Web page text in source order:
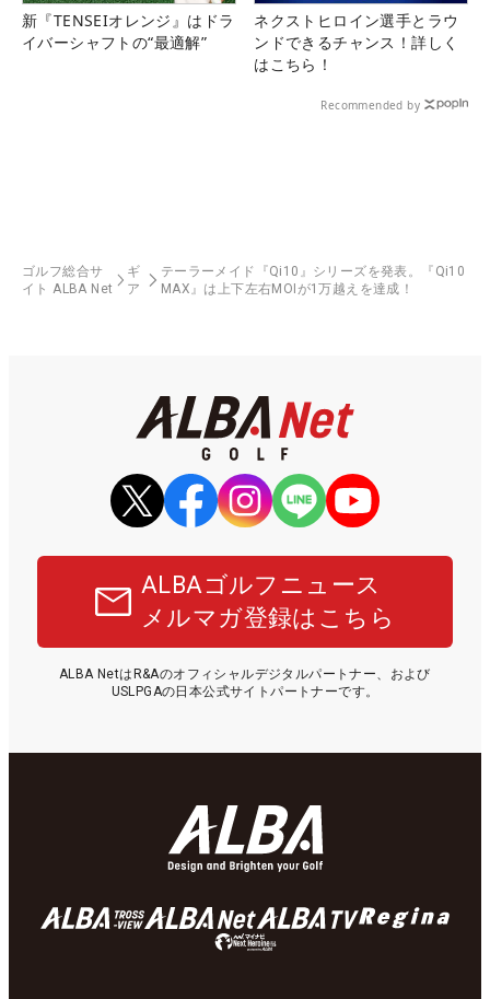
新『TENSEIオレンジ』はドラ
イバーシャフトの“最適解”
ネクストヒロイン選手とラウ
ンドできるチャンス！詳しく
はこちら！
Recommended by
ゴルフ総合サ
イト ALBA Net
ギ
ア
テーラーメイド『Qi10』シリーズを発表。『Qi10
MAX』は上下左右MOIが1万越えを達成！
ALBAゴルフニュース
メルマガ登録はこちら
ALBA NetはR&Aのオフィシャルデジタルパートナー、および
USLPGAの日本公式サイトパートナーです。